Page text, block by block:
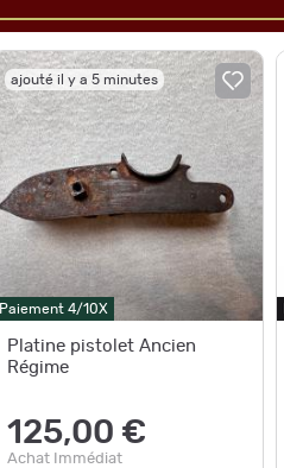
ajouté il y a 5 minutes
Paiement 4/10X
Platine pistolet Ancien
Régime
125,00 €
Achat Immédiat